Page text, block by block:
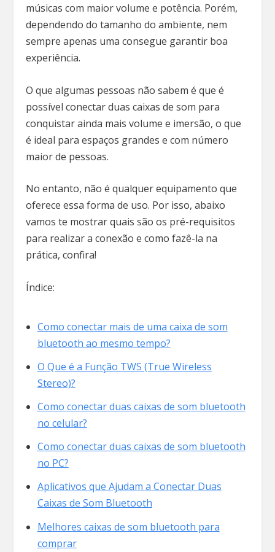
músicas com maior volume e potência. Porém,
dependendo do tamanho do ambiente, nem
sempre apenas uma consegue garantir boa
experiência.
O que algumas pessoas não sabem é que é
possível conectar duas caixas de som para
conquistar ainda mais volume e imersão, o que
é ideal para espaços grandes e com número
maior de pessoas.
No entanto, não é qualquer equipamento que
oferece essa forma de uso. Por isso, abaixo
vamos te mostrar quais são os pré-requisitos
para realizar a conexão e como fazê-la na
prática, confira!
Índice:
Como conectar mais de uma caixa de som
bluetooth ao mesmo tempo?
O Que é a Função TWS (True Wireless
Stereo)?
Como conectar duas caixas de som bluetooth
no celular?
Como conectar duas caixas de som bluetooth
no PC?
Aplicativos que Ajudam a Conectar Duas
Caixas de Som Bluetooth
Melhores caixas de som bluetooth para
comprar